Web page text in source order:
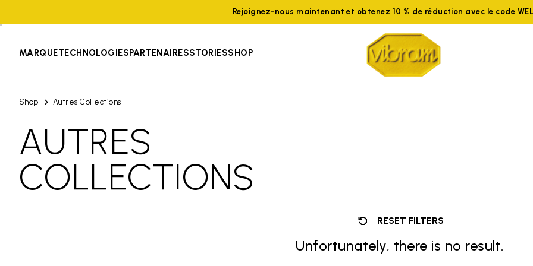
Rejoignez-nous maintenant et obtenez 10 % de réduction avec le code
MARQUETECHNOLOGIESPARTENAIRESSTORIESSHOP
Shop Autres Collections
AUTRES
COLLECTIONS
RESET FILTERS
Unfortunately, there is no result.